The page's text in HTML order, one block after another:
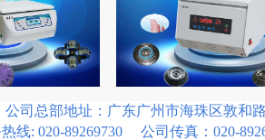
地址：广东广州市海珠区敦和路
: 020-89269730 公司传真：020-